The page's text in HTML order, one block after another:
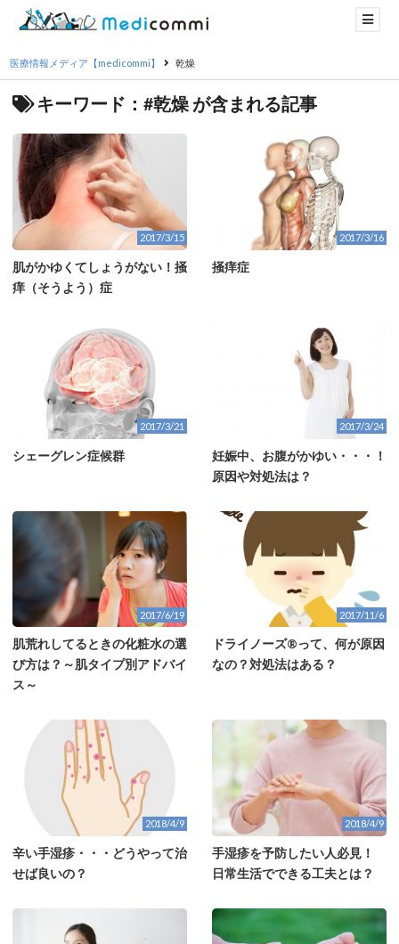
医療情報メディア【medicommi】 乾燥
キーワード：#乾燥 が含まれる記事
2017/3/15
肌がかゆくてしょうがない！掻
痒（そうよう）症
2017/3/16
掻痒症
2017/3/21
シェーグレン症候群
2017/3/24
妊娠中、お腹がかゆい・・・！
原因や対処法は？
2017/6/19
肌荒れしてるときの化粧水の選
び方は？～肌タイプ別アドバイ
ス～
2017/11/6
ドライノーズ®って、何が原因
なの？対処法はある？
2018/4/9
辛い手湿疹・・・どうやって治
せば良いの？
2018/4/9
手湿疹を予防したい人必見！
日常生活でできる工夫とは？